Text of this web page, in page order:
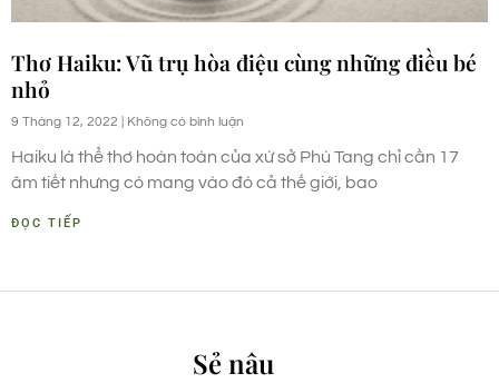
Thơ Haiku: Vũ trụ hòa điệu cùng những điều bé
nhỏ
9 Tháng 12, 2022 Không có bình luận
Haiku là thể thơ hoàn toàn của xứ sở Phù Tang chỉ cần 17
âm tiết nhưng có mang vào đó cả thế giới, bao
ĐỌC TIẾP
Sẻ nâu